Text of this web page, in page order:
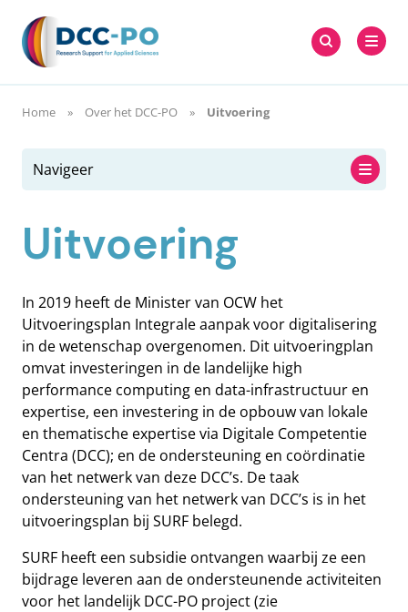
naar
DCC-PO
Zoeken
naar:
Zoeken
Home Over het DCC-PO Uitvoering
Navigeer
Uitvoering
In 2019 heeft de Minister van OCW het
Uitvoeringsplan Integrale aanpak voor digitalisering
in de wetenschap overgenomen. Dit uitvoeringplan
omvat investeringen in de landelijke high
performance computing en data-infrastructuur en
expertise, een investering in de opbouw van lokale
en thematische expertise via Digitale Competentie
Centra (DCC); en de ondersteuning en coördinatie
van het netwerk van deze DCC’s. De taak
ondersteuning van het netwerk van DCC’s is in het
uitvoeringsplan bij SURF belegd.
SURF heeft een subsidie ontvangen waarbij ze een
bijdrage leveren aan de ondersteunende activiteiten
voor het landelijk DCC-PO project (zie